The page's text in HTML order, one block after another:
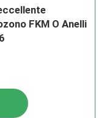
FKM O Anelli